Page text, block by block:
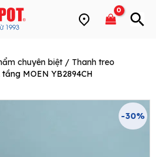
chuyên biệt / Thanh treo
MOEN YB2894CH
-30%